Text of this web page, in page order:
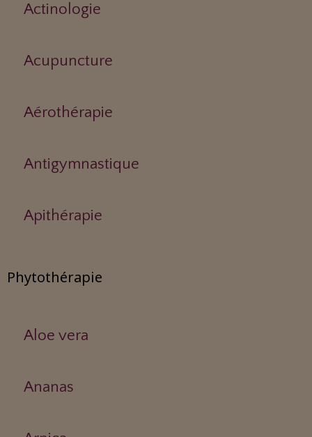
Actinologie
Acupuncture
Aérothérapie
Antigymnastique
Apithérapie
Phytothérapie
Aloe vera
Ananas